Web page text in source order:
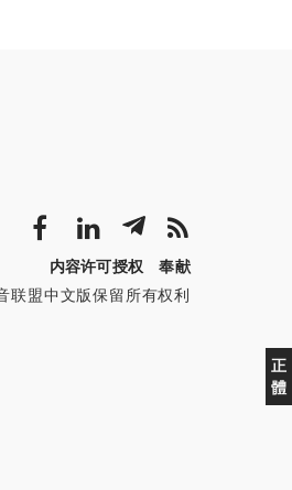
正
體
内容许可授权
奉献
联盟中文版保留所有权利